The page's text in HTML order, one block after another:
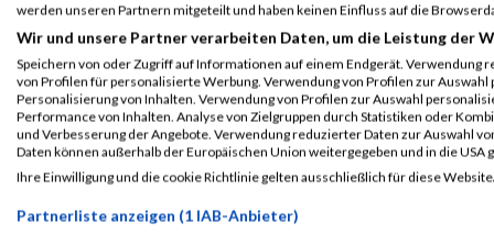
11132
Jessica Menze-Möckel
11521
Julia Bosse
11419
Tamara Reinwald
11731
Simone Langen
11837
Verena Rensmeyer
11406
Stefanie Züls
werden unseren Partnern mitgeteilt und haben keinen Einfluss auf die
Wir und unsere Partner verarbeiten Daten, um die Leistung der
Speichern von oder Zugriff auf Informationen auf einem Endgerät. Verwendung
von Profilen für personalisierte Werbung. Verwendung von Profilen zur
Personalisierung von Inhalten. Verwendung von Profilen zur Auswahl
Performance von Inhalten. Analyse von Zielgruppen durch Statistiken oder
und Verbesserung der Angebote. Verwendung reduzierter Daten zur Auswahl
Daten können außerhalb der Europäischen Union weitergegeben und in die USA
Ihre Einwilligung und die cookie Richtlinie gelten ausschließlich für diese
Partnerliste anzeigen (1 IAB-Anbieter)